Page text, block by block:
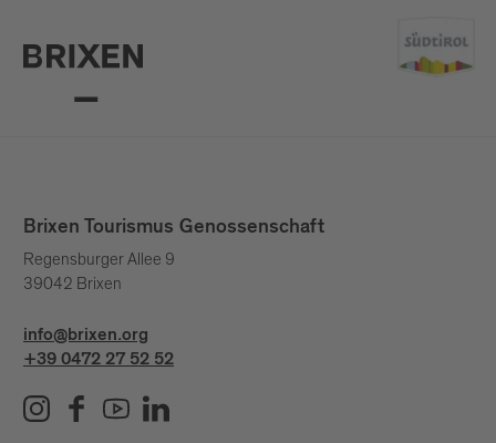
Brixen Tourismus Genossenschaft
Regensburger Allee 9
39042 Brixen
info@brixen.org
+39 0472 27 52 52